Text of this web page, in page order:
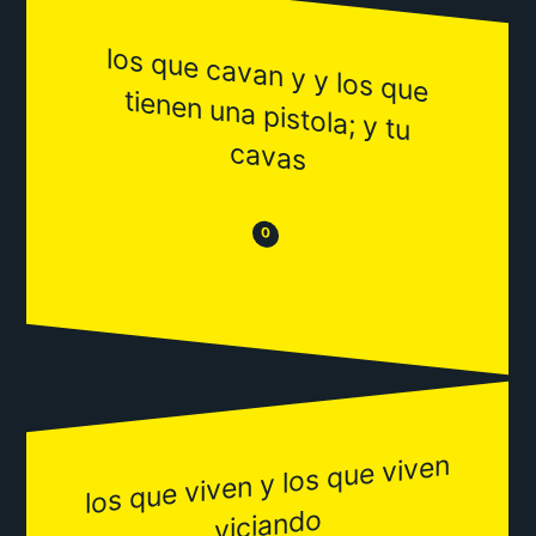
los que cavan y y los que
tienen una pistola; y tu
cavas
😒 0 😂
los que viven y los que viven
viciando